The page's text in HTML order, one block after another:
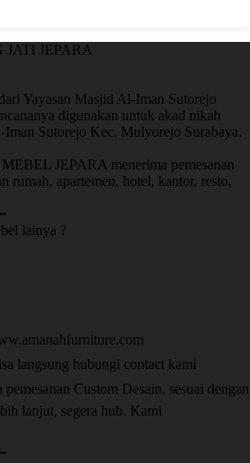
JATI JEPARA
Yayasan Masjid Al-Iman Sutorejo
digunakan untuk akad nikah
Sutorejo Kec. Mulyorejo Surabaya.
JEPARA menerima pemesanan
rumah, apartemen, hotel, kantor, resto,
lainya ?
langsung hubungi contact kami
Custom Desain, sesuai dengan
lanjut, segera hub. Kami